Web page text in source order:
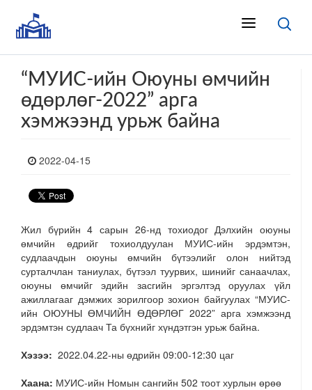
“МУИС-ийн Оюуны өмчийн
өдөрлөг-2022” арга
хэмжээнд урьж байна
2022-04-15
Жил бүрийн 4 сарын 26-нд тохиодог Дэлхийн оюуны
өмчийн өдрийг тохиолдуулан МУИС-ийн эрдэмтэн,
судлаачдын оюуны өмчийн бүтээлийг олон нийтэд
сурталчлан таниулах, бүтээл туурвих, шинийг санаачлах,
оюуны өмчийг эдийн засгийн эргэлтэд оруулах үйл
ажиллагааг дэмжих зорилгоор зохион байгуулах “МУИС-
ийн ОЮУНЫ ӨМЧИЙН ӨДӨРЛӨГ 2022” арга хэмжээнд
эрдэмтэн судлаач Та бүхнийг хүндэтгэн урьж байна.
Хэзээ: 2022.04.22-ны өдрийн 09:00-12:30 цаг
Хаана: МУИС-ийн Номын сангийн 502 тоот хурлын өрөө